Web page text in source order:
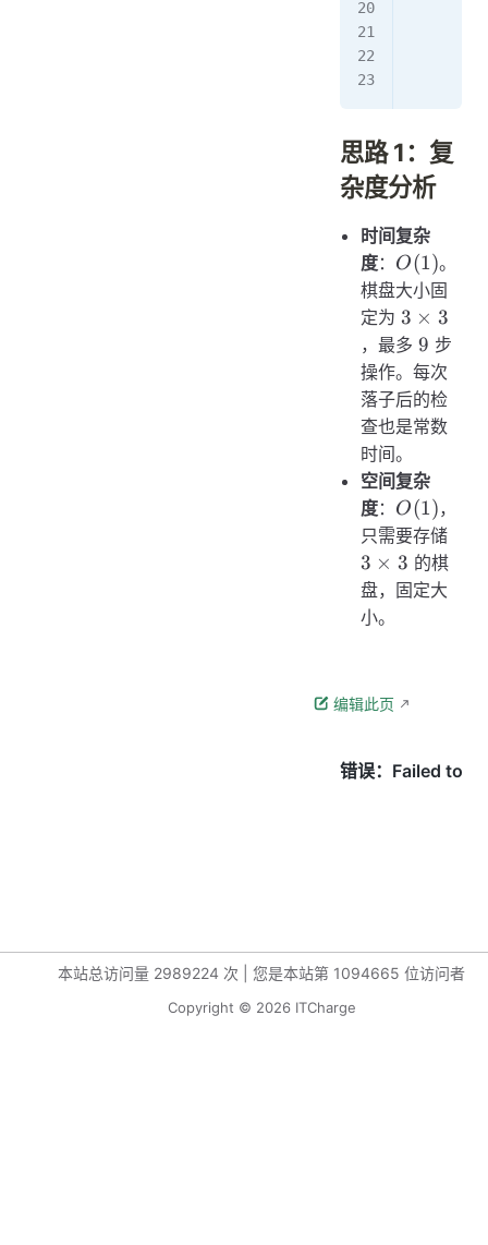
思路 1：复
杂度分析
时间复杂
度： O(1)
O(1)。
棋盘大小固
定为3
\times
3 × 3
，最多9
9 步
操作。每次
落子后的检
查也是常数
时间。
空间复杂
度： O(1)
O(1)，
只需要存储
3 × 3 的棋
盘，固定大
小。
编辑此页
本站总访问量 2989224 次 您是本站第 1094665 位访问者
Copyright © 2026 ITCharge